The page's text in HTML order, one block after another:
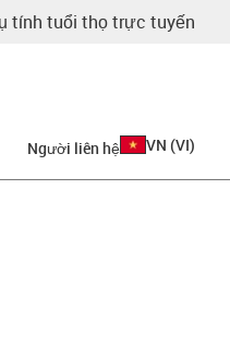
tính tuổi thọ trực tuyến
Người liên hệ VN (VI)